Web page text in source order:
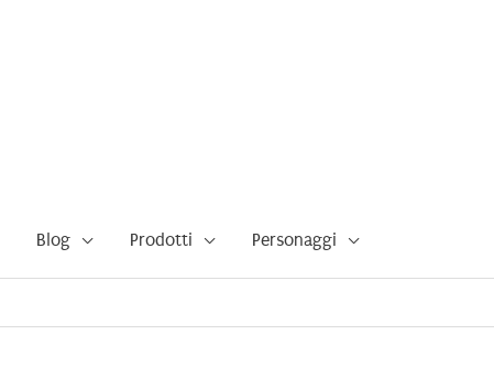
Blog Prodotti Personaggi